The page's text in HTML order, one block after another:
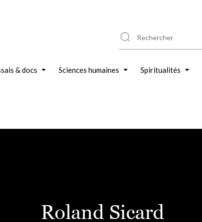
& docs Sciences humaines Spiritualités
Roland Sicard